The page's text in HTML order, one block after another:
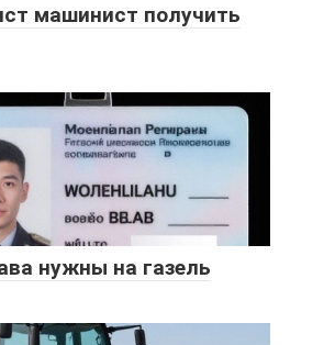
машинист получить
нужны на газель